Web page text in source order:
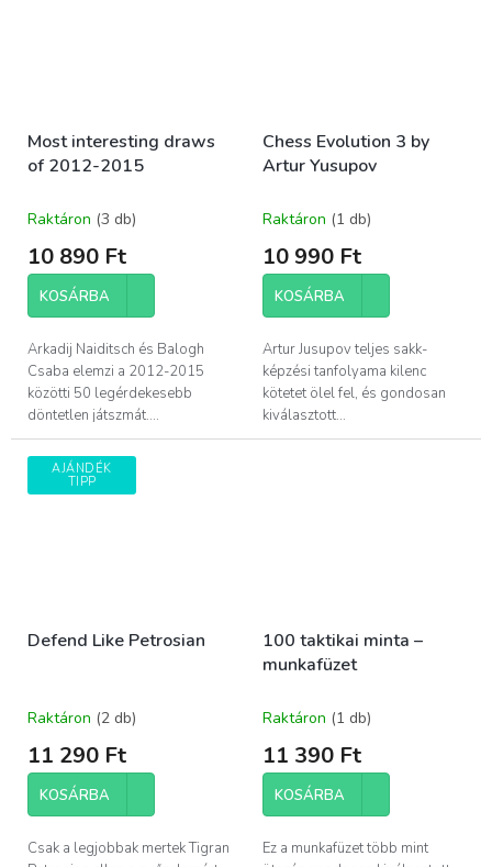
Most interesting draws
of 2012-2015
Raktáron (3 db)
10 890 Ft
KOSÁRBA
Arkadij Naiditsch és Balogh
Csaba elemzi a 2012-2015
közötti 50 legérdekesebb
döntetlen játszmát....
Chess Evolution 3 by
Artur Yusupov
Raktáron (1 db)
10 990 Ft
KOSÁRBA
Artur Jusupov teljes sakk-
képzési tanfolyama kilenc
kötetet ölel fel, és gondosan
kiválasztott...
AJÁNDÉK
TIPP
Defend Like Petrosian
Raktáron (2 db)
11 290 Ft
KOSÁRBA
Csak a legjobbak mertek Tigran
100 taktikai minta –
munkafüzet
Raktáron (1 db)
11 390 Ft
KOSÁRBA
Ez a munkafüzet több mint